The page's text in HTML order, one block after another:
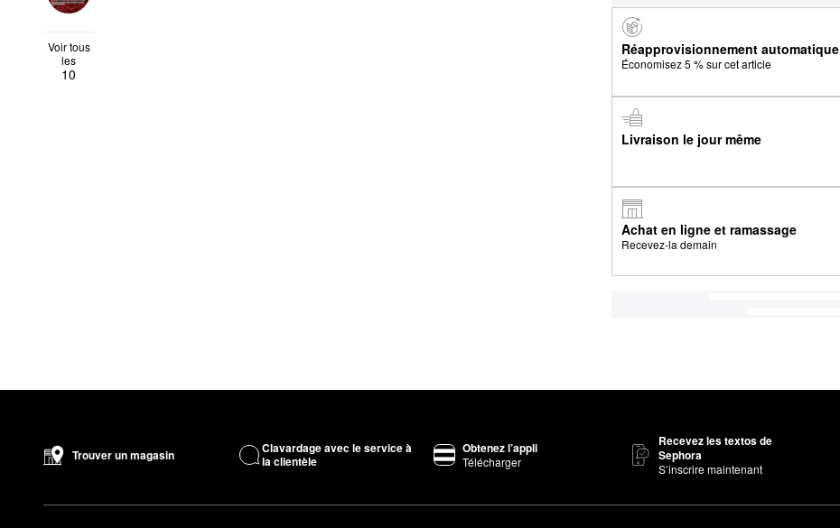
Voir tous
les
10
Réapprovisionnement automatique
Économisez 5 % sur cet article
Livraison le jour même
Achat en ligne et ramassage
Recevez-la demain
Trouver un magasin
Clavardage avec le service à
la clientèle
Obtenez l’appli
Télécharger
Recevez les textos de
Sephora
S’inscrire maintenant